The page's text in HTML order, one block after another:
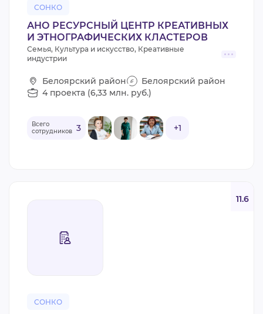
СОНКО
АНО РЕСУРСНЫЙ ЦЕНТР КРЕАТИВНЫХ
И ЭТНОГРАФИЧЕСКИХ КЛАСТЕРОВ
Семья, Культура и искусство, Креативные
индустрии
Белоярский район
Белоярский район
4 проекта (6,33 млн. руб.)
Всего
сотрудников 3 +1
СОНКО
11.6